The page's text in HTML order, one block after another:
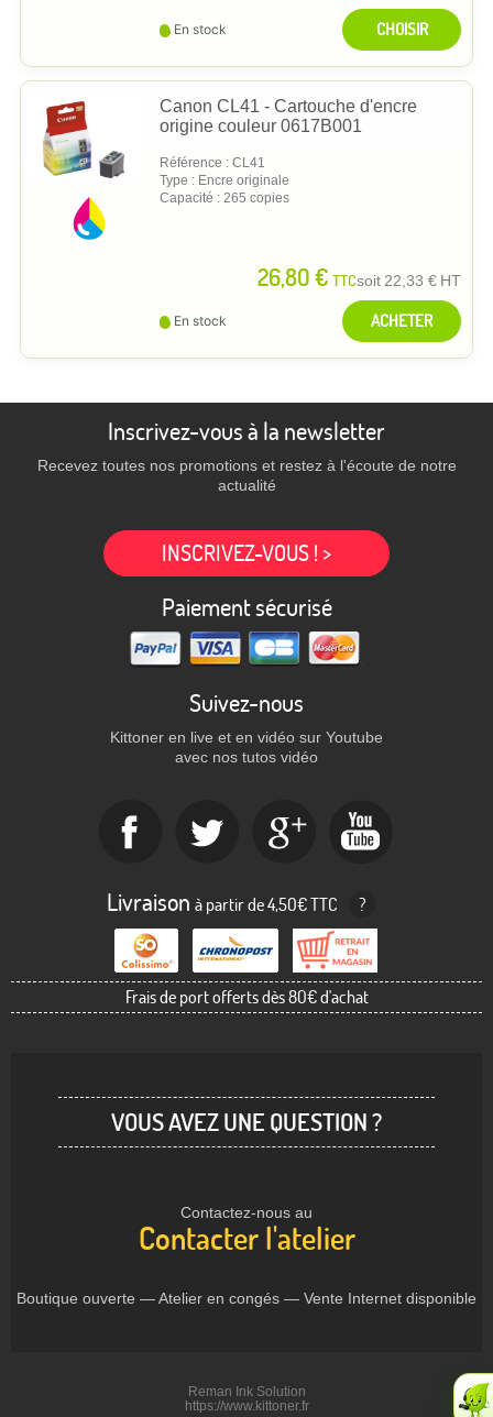
En stock CHOISIR
Canon CL41 - Cartouche d'encre
origine couleur 0617B001
Référence : CL41
Type : Encre originale
Capacité : 265 copies
26,80 € TTCsoit 22,33 € HT
En stock ACHETER
Inscrivez-vous à la newsletter
Recevez toutes nos promotions et restez à l'écoute de notre
actualité
INSCRIVEZ-VOUS ! >
Paiement sécurisé
Suivez-nous
Kittoner en live et en vidéo sur Youtube
avec nos tutos vidéo
Livraison à partir de 4,50€ TTC ?
Frais de port offerts dès 80€ d'achat
VOUS AVEZ UNE QUESTION ?
Contactez-nous au
Contacter l'atelier
Boutique ouverte — Atelier en congés — Vente Internet disponible
Reman Ink Solution
https://www.kittoner.fr